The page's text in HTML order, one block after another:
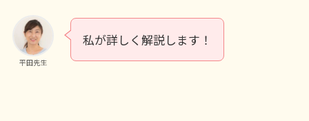
平田先生
私が詳しく解説します！